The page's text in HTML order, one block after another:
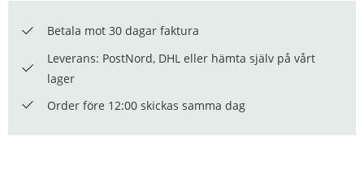
Betala mot 30 dagar faktura
Leverans: PostNord, DHL eller hämta själv på vårt
lager
Order före 12:00 skickas samma dag